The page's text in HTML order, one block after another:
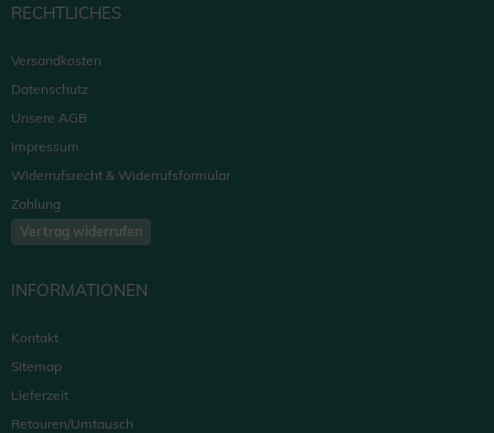
RECHTLICHES
Versandkosten
Datenschutz
Unsere AGB
Impressum
Widerrufsrecht & Widerrufsformular
Zahlung
Vertrag widerrufen
INFORMATIONEN
Kontakt
Sitemap
Lieferzeit
Retouren/Umtausch